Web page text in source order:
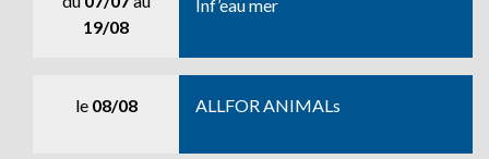
19/08
Inf’eau mer
le 08/08 ALLFOR ANIMALs